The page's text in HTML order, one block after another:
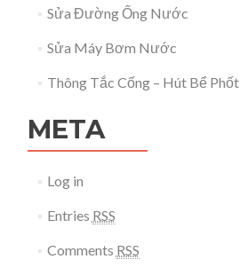
Sửa Đường Ống Nước
Sửa Máy Bơm Nước
Thông Tắc Cống – Hút Bể Phốt
META
Log in
Entries RSS
Comments RSS